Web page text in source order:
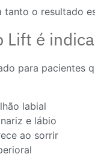
tanto o resultado
Lift é
para pacientes
labial
e lábio
ao sorrir